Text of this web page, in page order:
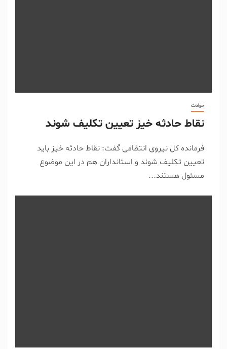
حوادث
نقاط حادثه خیز تعیین تکلیف شوند
فرمانده کل نیروی انتظامی گفت: نقاط حادثه خیز باید
تعیین تکلیف شوند و استانداران هم در این موضوع
مسئول هستند...